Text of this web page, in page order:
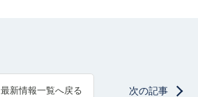
最新情報一覧へ戻る 次の記事